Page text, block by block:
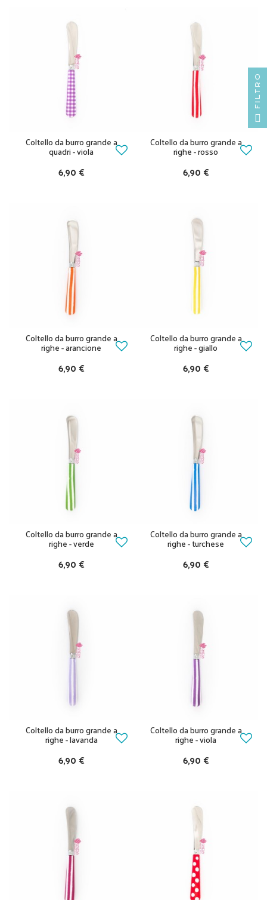
Coltello da burro grande a
quadri - viola
6,90 €
Coltello da burro grande a
righe - rosso
6,90 €
Coltello da burro grande a
righe - arancione
6,90 €
Coltello da burro grande a
righe - giallo
6,90 €
Coltello da burro grande a
righe - verde
6,90 €
Coltello da burro grande a
righe - turchese
6,90 €
Coltello da burro grande a
righe - lavanda
6,90 €
Coltello da burro grande a
righe - viola
6,90 €
FILTRO